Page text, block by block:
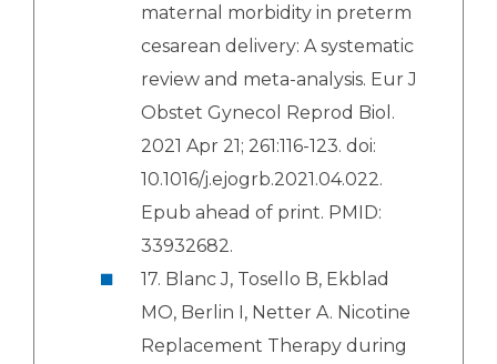
maternal morbidity in preterm
cesarean delivery: A systematic
review and meta-analysis. Eur J
Obstet Gynecol Reprod Biol.
2021 Apr 21; 261:116-123. doi:
10.1016/j.ejogrb.2021.04.022.
Epub ahead of print. PMID:
33932682.
17. Blanc J, Tosello B, Ekblad
MO, Berlin I, Netter A. Nicotine
Replacement Therapy during